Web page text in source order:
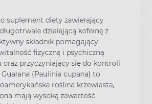
suplement diety zawierający
działającą kofeinę z
składnik pomagający
fizyczną i psychiczną
przyczyniający się do kontroli
Guarana (Paulinia cupana) to
roślina krzewiasta,
mają wysoką zawartość